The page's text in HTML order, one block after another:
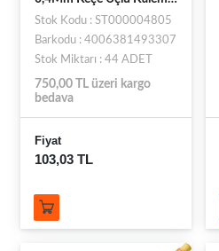
Açık Kahve 88/88
Stok Kodu : ST000004805
Barkodu : 4006381493307
Stok Miktarı : 44 ADET
750,00 TL üzeri kargo
bedava
Fiyat
103,03 TL